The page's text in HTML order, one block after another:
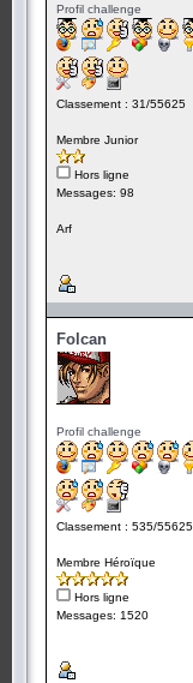
Profil challenge
Classement : 31/55625
Membre Junior
Hors ligne
Messages: 98
Arf
Folcan
Profil challenge
Classement : 535/55625
Membre Héroïque
Hors ligne
Messages: 1520